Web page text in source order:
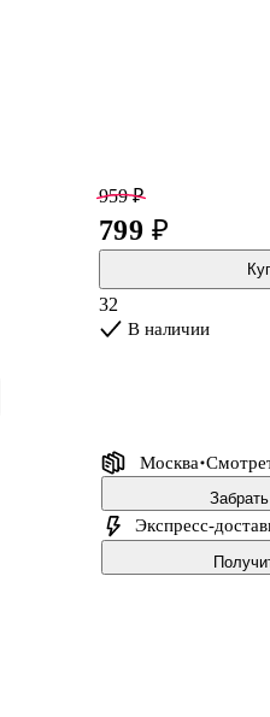
959 ₽
799 ₽
32
В наличии
Москва
Экспресс-